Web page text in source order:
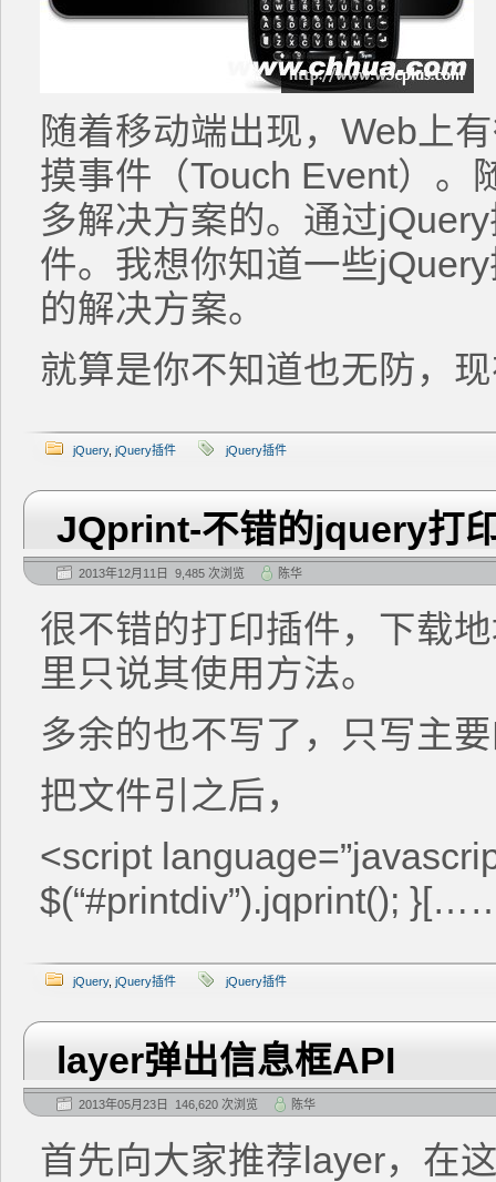
随着移动端出现，Web上
摸事件（Touch Event）。
多解决方案的。通过
件。我想你知道一些
的解决方案。
就算是你不知道也无防，
jQuery, jQuery插件 jQuery插件
JQprint-不错的jquery打
2013年12月11日 9,485 次浏览 陈华
很不错的打印插件，下载
里只说其使用方法。
多余的也不写了，只写主
把文件引之后，
<script
$(“#printdiv”).jqprint();
jQuery, jQuery插件 jQuery插件
layer弹出信息框API
2013年05月23日 146,620 次浏览 陈华
首先向大家推荐layer，在